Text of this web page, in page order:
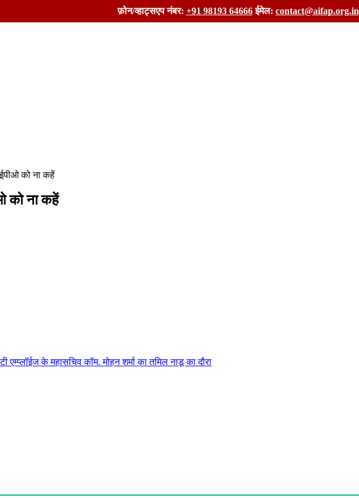
फ़ोन/व्हाट्सएप नंबर: +91 98193 64666 ईमेल: contact@aifap.org.in
को ना कहें
को ना कहें
के महासचिव कॉम. मोहन शर्मा का तमिल नाडू का दौरा